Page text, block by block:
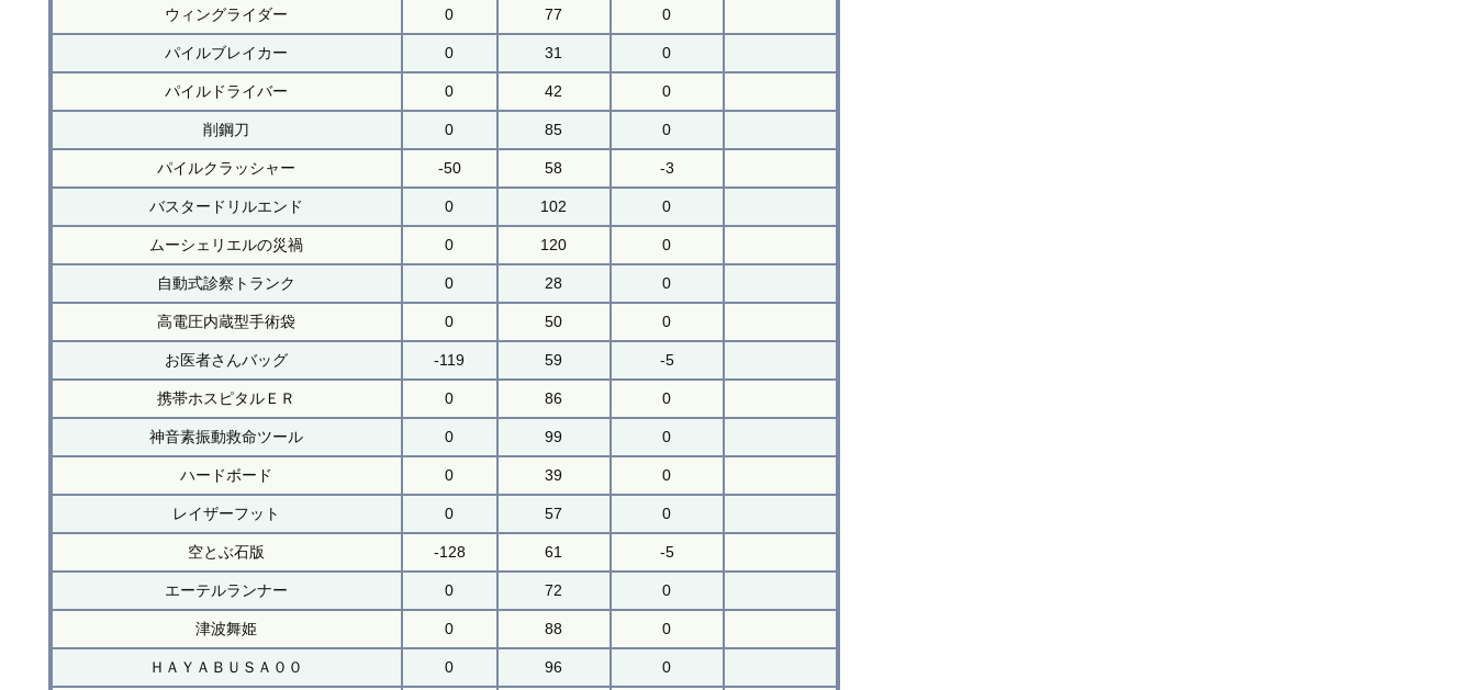
ウィングライダー 0 77 0
パイルブレイカー 0 31 0
パイルドライバー 0 42 0
削鋼刀 0 85 0
パイルクラッシャー -50 58 -3
バスタードリルエンド 0 102 0
ムーシェリエルの災禍 0 120 0
自動式診察トランク 0 28 0
高電圧内蔵型手術袋 0 50 0
お医者さんバッグ -119 59 -5
携帯ホスピタルＥＲ 0 86 0
神音素振動救命ツール 0 99 0
ハードボード 0 39 0
レイザーフット 0 57 0
空とぶ石版 -128 61 -5
エーテルランナー 0 72 0
津波舞姫 0 88 0
ＨＡＹＡＢＵＳＡ００ 0 96 0